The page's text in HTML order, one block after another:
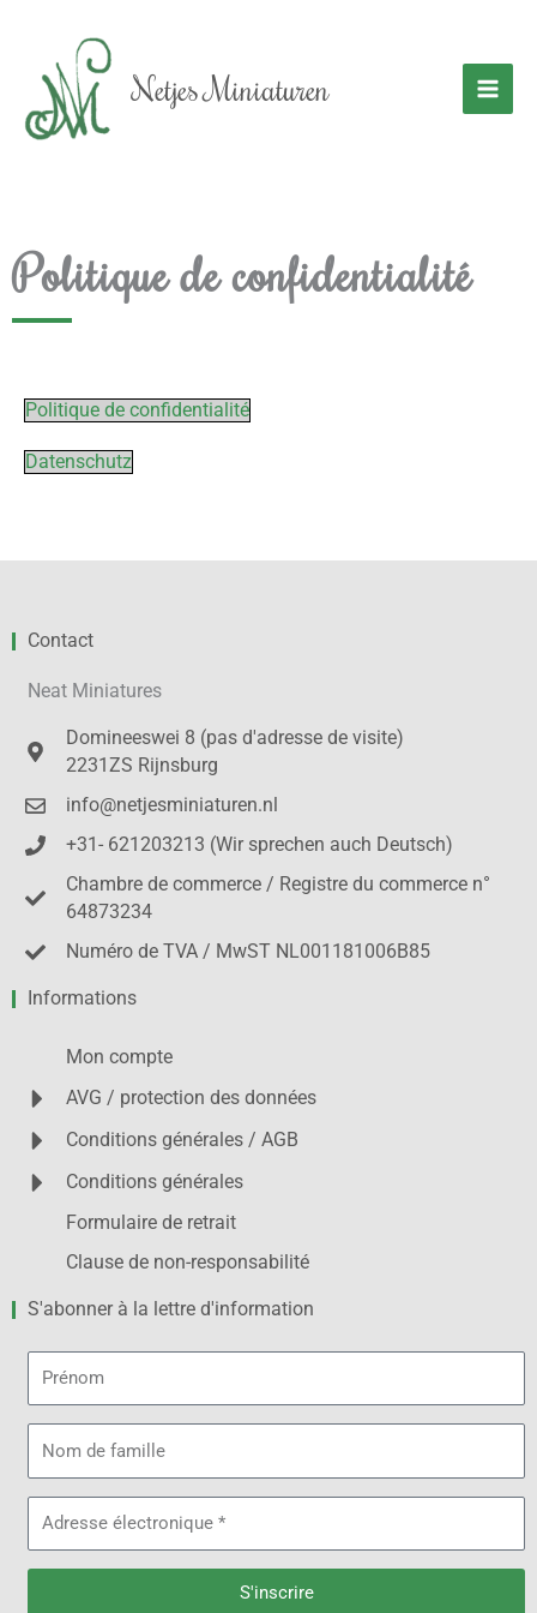
contenu
Netjes Miniaturen
Politique de confidentialité
Politique de confidentialité
Datenschutz
Contact
Neat Miniatures
Domineeswei 8 (pas d'adresse de visite)
2231ZS Rijnsburg
info@netjesminiaturen.nl
+31- 621203213 (Wir sprechen auch Deutsch)
Chambre de commerce / Registre du commerce n°
64873234
Numéro de TVA / MwST NL001181006B85
Informations
Mon compte
AVG / protection des données
Conditions générales / AGB
Conditions générales
Formulaire de retrait
Clause de non-responsabilité
S'abonner à la lettre d'information
de
électronique
S'inscrire